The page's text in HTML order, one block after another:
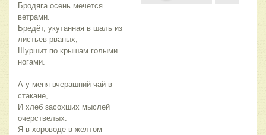
Бродяга осень мечется
ветрами.
Бредёт, укутанная в шаль из
листьев рваных,
Шуршит по крышам голыми
ногами.
А у меня вчерашний чай в
стакане,
И хлеб засохших мыслей
очерствелых.
Я в хороводе в желтом